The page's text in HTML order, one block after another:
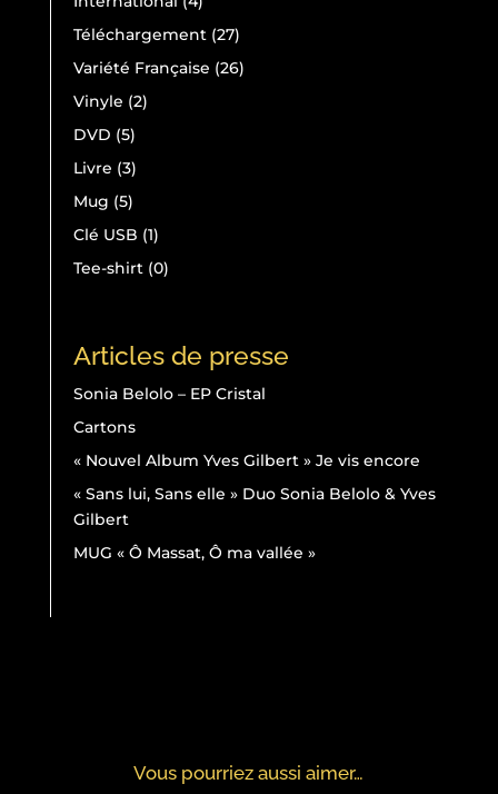
produits
Téléchargement 2727
produits
Variété Française 2626
Vinyle 22
DVD 55
produits
Livre 33
produits
Mug 55
produits
Clé USB 11
produit
Tee-shirt 00
Articles de presse
Sonia Belolo – EP Cristal
Cartons
« Nouvel Album Yves Gilbert » Je vis encore
« Sans lui, Sans elle » Duo Sonia Belolo & Yves
Gilbert
MUG « Ô Massat, Ô ma vallée »
Vous pourriez aussi aimer…